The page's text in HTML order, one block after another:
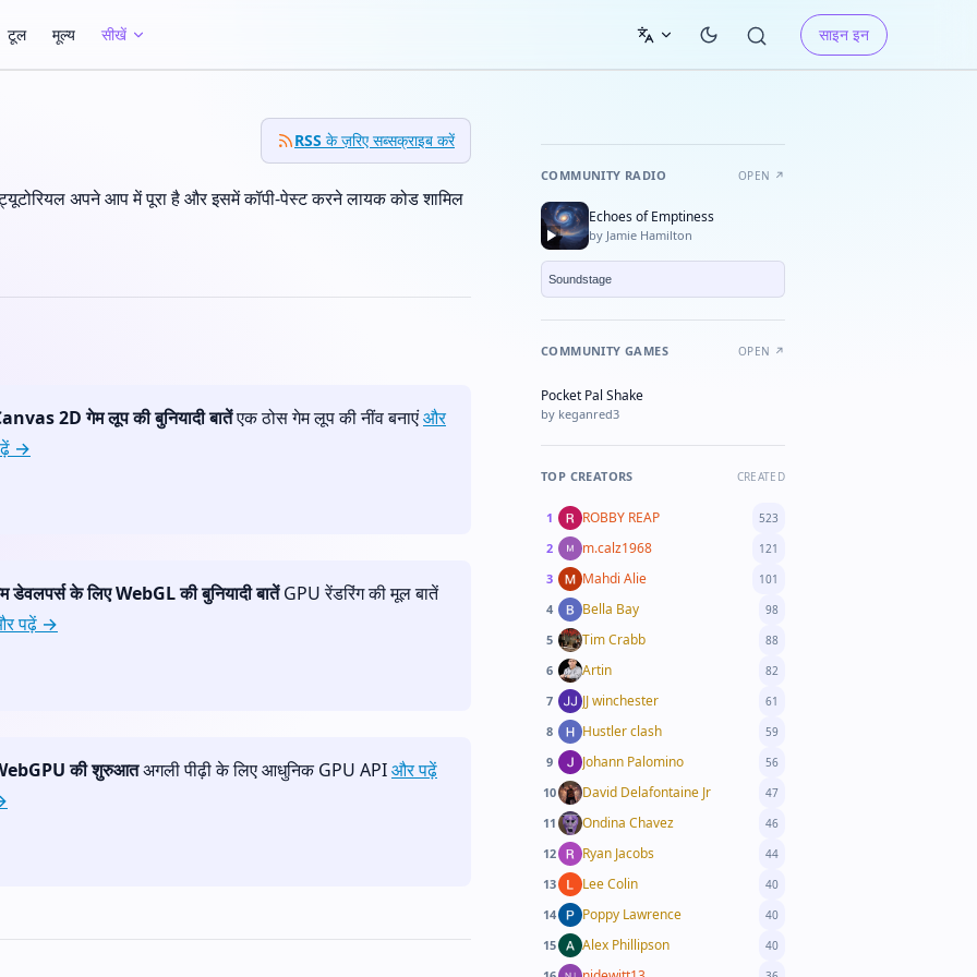
टूल मूल्य सीखें साइन इन
COMMUNITY RADIO OPEN ↗
Echoes of Emptiness
by Jamie Hamilton
COMMUNITY GAMES OPEN ↗
★ FEATURED
Pocket Pal Shake
by keganred3
TOP CREATORS CREATED
1 ROBBY REAP 523
2 m.calz1968 121
3 Mahdi Alie 101
4 Bella Bay 98
5 Tim Crabb 88
6 Artin 82
7 JJ winchester 61
8 Hustler clash 59
9 Johann Palomino 56
10 David Delafontaine Jr 47
11 Ondina Chavez 46
12 Ryan Jacobs 44
13 Lee Colin 40
14 Poppy Lawrence 40
15 Alex Phillipson 40
RSS के ज़रिए सब्सक्राइब करें
अपने आप में पूरा है और इसमें कॉपी-पेस्ट करने लायक कोड शामिल
2D गेम लूप की बुनियादी बातेंएक ठोस गेम लूप की नींव बनाएंऔर
→
डेवलपर्स के लिए WebGL की बुनियादी बातेंGPU रेंडरिंग की मूल बातें
पढ़ें →
की शुरुआतअगली पीढ़ी के लिए आधुनिक GPU APIऔर पढ़ें